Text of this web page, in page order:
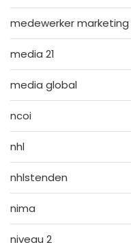
medewerker
media 21
media global
ncoi
nhl
nhlstenden
nima
niveau 2